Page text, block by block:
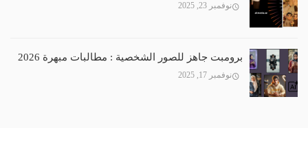
نوفمبر 23, 2025
برومبت جاهز للصور الشخصية : مطالبات مبهرة 2026
نوفمبر 17, 2025